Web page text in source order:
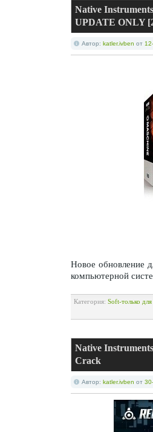
Native
UPDATE ONLY
Автор: katler.ivben от
Новое обновление
компьютерной
Категория: Soft-только
Native
Crack
Автор: katler.ivben от